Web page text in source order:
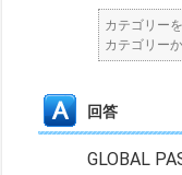
カテゴリー
カテゴリー
回答
GLOBAL